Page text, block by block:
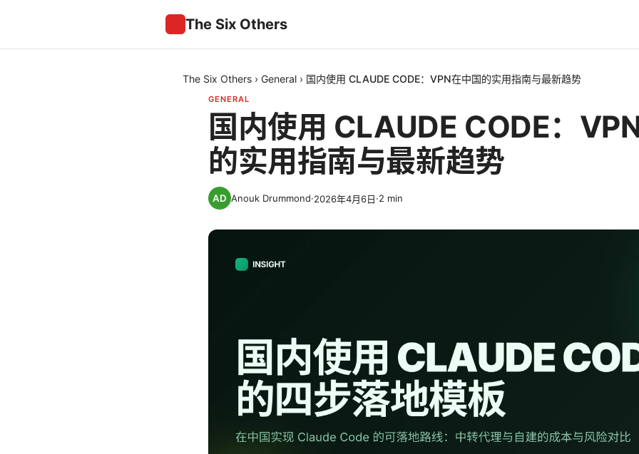
The Six Others
The Six Others › General › 国内使用 CLAUDE CODE：VPN在中国的实用指南与最新趋势
GENERAL
国内使用 CLAUDE CODE：
的实用指南与最新趋势
Anouk Drummond·2026年4月6日·2 min